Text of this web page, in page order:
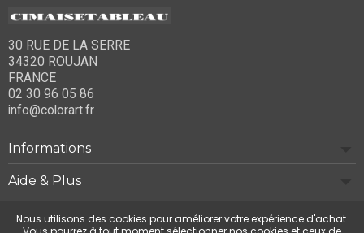
30 RUE DE LA SERRE
34320 ROUJAN
FRANCE
02 30 96 05 86
info@colorart.fr
Informations
Aide & Plus
Notre société
Nous utilisons des cookies pour améliorer votre expérience d'achat.